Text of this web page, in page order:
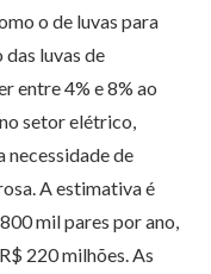
o de luvas para
luvas de
entre 4% e 8% ao
setor elétrico,
necessidade de
A estimativa é
mil pares por ano,
220 milhões. As